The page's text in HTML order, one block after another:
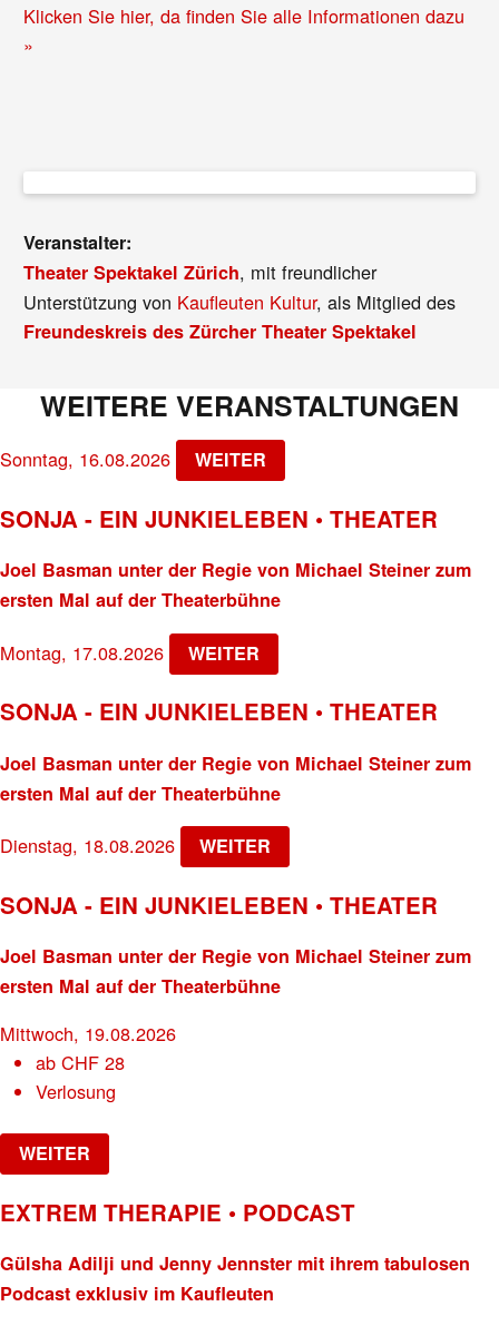
Klicken Sie hier, da finden Sie alle Informationen dazu
»
Veranstalter:
Theater Spektakel Zürich, mit freundlicher
Unterstützung von Kaufleuten Kultur, als Mitglied des
Freundeskreis des Zürcher Theater Spektakel
WEITERE VERANSTALTUNGEN
Sonntag, 16.08.2026 WEITER
SONJA - EIN JUNKIELEBEN • THEATER
Joel Basman unter der Regie von Michael Steiner zum
ersten Mal auf der Theaterbühne
Montag, 17.08.2026 WEITER
SONJA - EIN JUNKIELEBEN • THEATER
Joel Basman unter der Regie von Michael Steiner zum
ersten Mal auf der Theaterbühne
Dienstag, 18.08.2026 WEITER
SONJA - EIN JUNKIELEBEN • THEATER
Joel Basman unter der Regie von Michael Steiner zum
ersten Mal auf der Theaterbühne
Mittwoch, 19.08.2026
abCHF 28
Verlosung
WEITER
EXTREM THERAPIE • PODCAST
Gülsha Adilji und Jenny Jennster mit ihrem tabulosen
Podcast exklusiv im Kaufleuten